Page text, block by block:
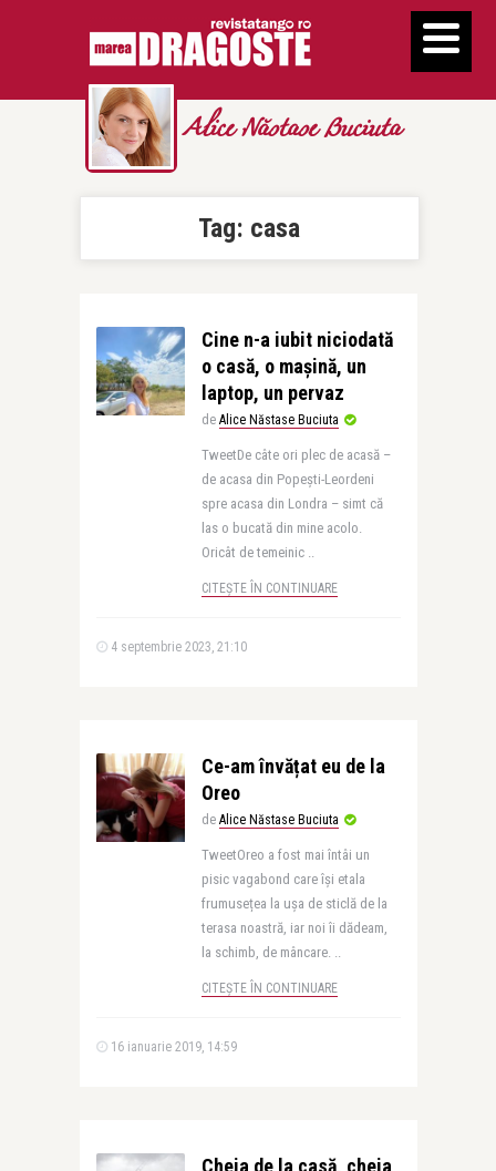
Alice Năstase Buciuta
Tag: casa
Cine n-a iubit niciodată
o casă, o mașină, un
laptop, un pervaz
de Alice Năstase Buciuta
TweetDe câte ori plec de acasă –
de acasa din Popești-Leordeni
spre acasa din Londra – simt că
las o bucată din mine acolo.
Oricât de temeinic ..
CITEȘTE ÎN CONTINUARE
4 septembrie 2023, 21:10
Ce-am învățat eu de la
Oreo
de Alice Năstase Buciuta
TweetOreo a fost mai întâi un
pisic vagabond care își etala
frumusețea la ușa de sticlă de la
terasa noastră, iar noi îi dădeam,
la schimb, de mâncare. ..
CITEȘTE ÎN CONTINUARE
16 ianuarie 2019, 14:59
Cheia de la casă, cheia